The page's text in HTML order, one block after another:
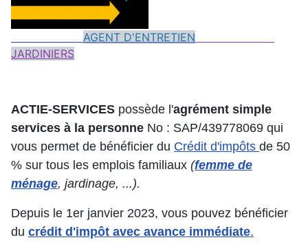
AGENT D'ENTRETIEN
JARDINIERS
ACTIE-SERVICES possède l'agrément simple
services à la personne No : SAP/439778069 qui
vous permet de bénéficier du Crédit d'impôts de 50
% sur tous les emplois familiaux (femme de
ménage, jardinage, ...).
Depuis le 1er janvier 2023, vous pouvez bénéficier
du crédit d'impôt avec avance immédiate.